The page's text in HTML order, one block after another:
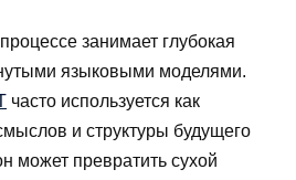
занимает глубокая
языковыми моделями.
часто используется как
и структуры будущего
может превратить сухой